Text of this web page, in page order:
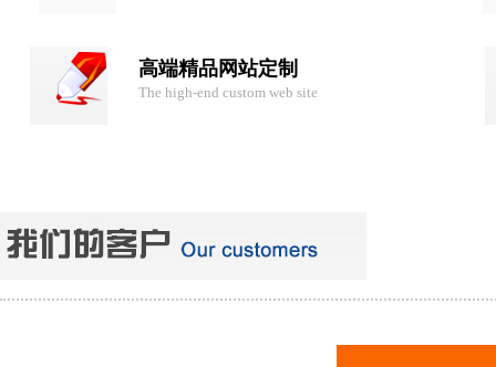
高端精品网站定制
The high-end custom web site